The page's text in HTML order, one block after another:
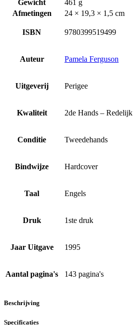
Gewicht
461 g
Afmetingen
24 × 19,3 × 1,5 cm
ISBN 9780399519499
Auteur Pamela Ferguson
Uitgeverij Perigee
Kwaliteit 2de Hands – Redelijk
Conditie Tweedehands
Bindwijze Hardcover
Taal Engels
Druk 1ste druk
Jaar Uitgave 1995
Aantal pagina's 143 pagina's
Beschrijving
Specificaties